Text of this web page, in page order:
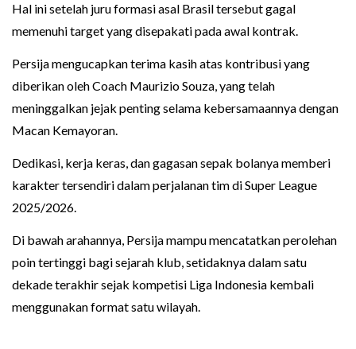
Hal ini setelah juru formasi asal Brasil tersebut gagal
memenuhi target yang disepakati pada awal kontrak.
Persija mengucapkan terima kasih atas kontribusi yang
diberikan oleh Coach Maurizio Souza, yang telah
meninggalkan jejak penting selama kebersamaannya dengan
Macan Kemayoran.
Dedikasi, kerja keras, dan gagasan sepak bolanya memberi
karakter tersendiri dalam perjalanan tim di Super League
2025/2026.
Di bawah arahannya, Persija mampu mencatatkan perolehan
poin tertinggi bagi sejarah klub, setidaknya dalam satu
dekade terakhir sejak kompetisi Liga Indonesia kembali
menggunakan format satu wilayah.